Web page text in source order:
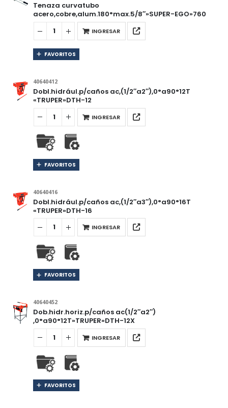
Tenaza curvatubo
acero,cobre,alum.180°max.5/8″»SUPER-EGO»760
INGRESAR
FAVORITOS
40640412
Dobl.hidrául.p/caños ac,(1/2″a2″),0°a90°12T
«TRUPER»DTH-12
INGRESAR
FAVORITOS
40640416
Dobl.hidrául.p/caños ac,(1/2″a3″),0°a90°16T
«TRUPER»DTH-16
INGRESAR
FAVORITOS
40640452
Dob.hidr.horiz.p/caños ac(1/2″a2″)
,0°a90°12T»TRUPER»DTH-12X
INGRESAR
FAVORITOS